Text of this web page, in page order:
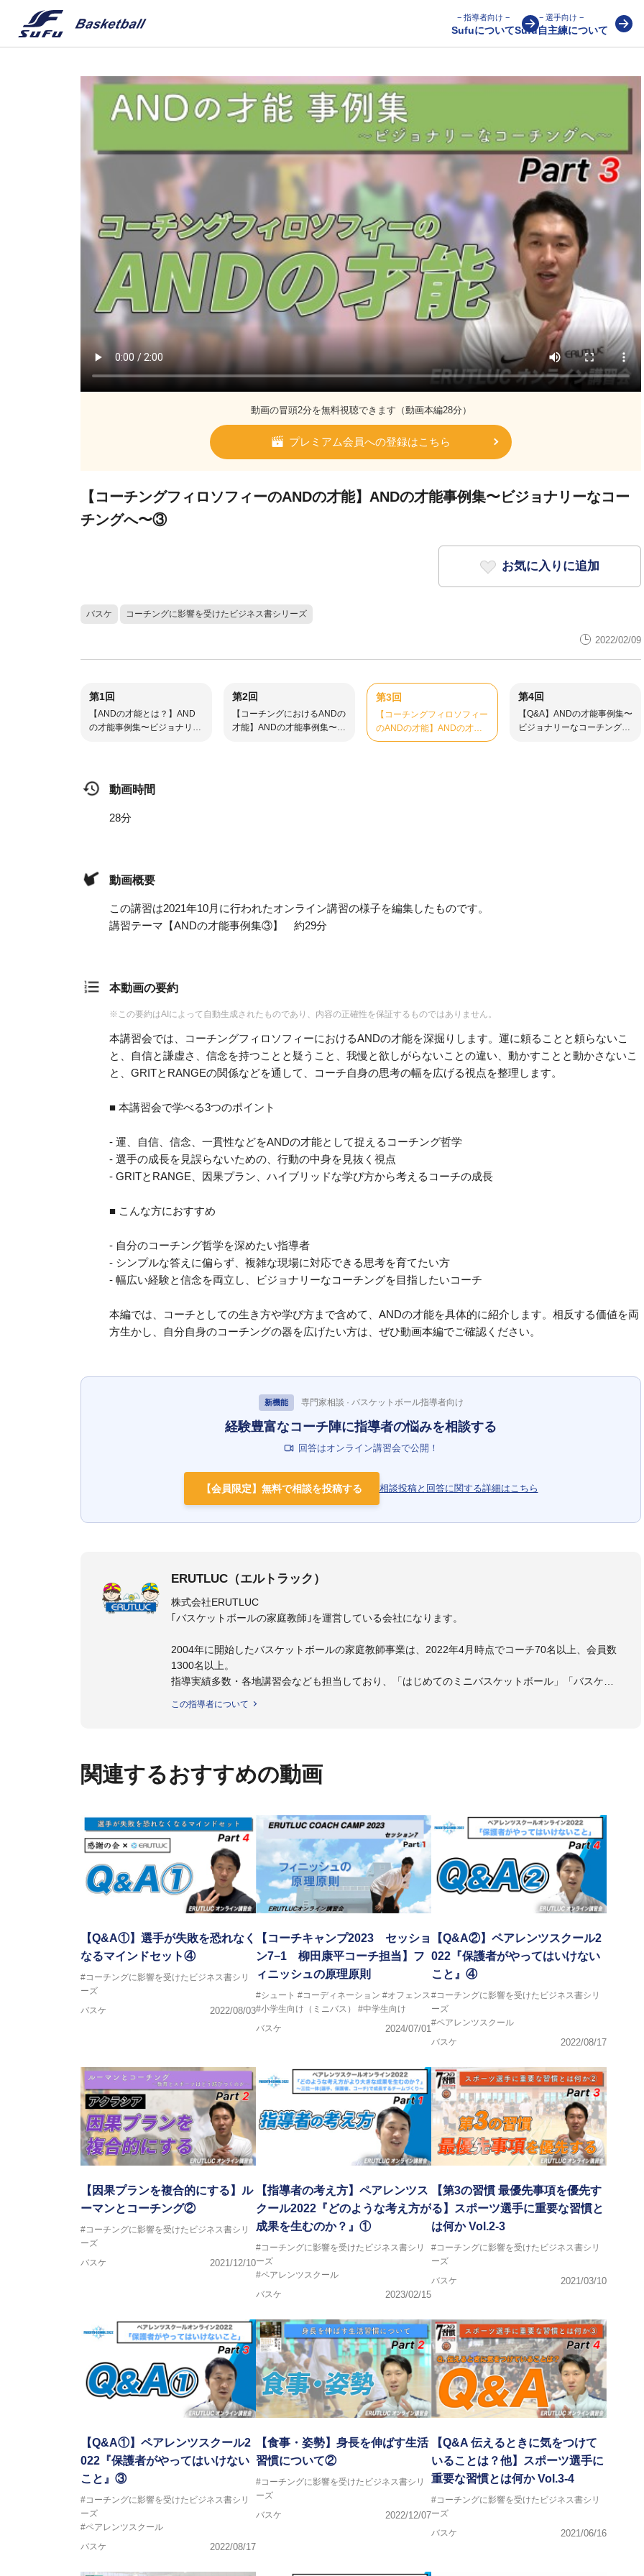
− 指導者向け −
Sufuについて
− 選手向け −
Sufu自主練について
動画の冒頭2分を無料視聴できます（動画本編28分）
プレミアム会員への登録はこちら
【コーチングフィロソフィーのANDの才能】ANDの才能事例集〜ビジョナリーなコー
チングへ〜③
お気に入りに追加
バスケ コーチングに影響を受けたビジネス書シリーズ
2022/02/09
第1回
【ANDの才能とは？】AND
の才能事例集〜ビジョナリー
第2回
【コーチングにおけるANDの
才能】ANDの才能事例集〜ビ
第3回
【コーチングフィロソフィー
のANDの才能】ANDの才能
事例集〜ビジョナリーなコー
第4回
【Q&A】ANDの才能事例集〜
ビジョナリーなコーチング
動画時間
28分
動画概要
この講習は2021年10月に行われたオンライン講習の様子を編集したものです。
講習テーマ【ANDの才能事例集③】 約29分
本動画の要約
※この要約はAIによって自動生成されたものであり、内容の正確性を保証するものではありません。
本講習会では、コーチングフィロソフィーにおけるANDの才能を深掘りします。運に頼ることと頼らないこ
と、自信と謙虚さ、信念を持つことと疑うこと、我慢と欲しがらないことの違い、動かすことと動かさないこ
と、GRITとRANGEの関係などを通して、コーチ自身の思考の幅を広げる視点を整理します。
■ 本講習会で学べる3つのポイント
- 運、自信、信念、一貫性などをANDの才能として捉えるコーチング哲学
- 選手の成長を見誤らないための、行動の中身を見抜く視点
- GRITとRANGE、因果プラン、ハイブリッドな学び方から考えるコーチの成長
■ こんな方におすすめ
- 自分のコーチング哲学を深めたい指導者
- シンプルな答えに偏らず、複雑な現場に対応できる思考を育てたい方
- 幅広い経験と信念を両立し、ビジョナリーなコーチングを目指したいコーチ
本編では、コーチとしての生き方や学び方まで含めて、ANDの才能を具体的に紹介します。相反する価値を両
方生かし、自分自身のコーチングの器を広げたい方は、ぜひ動画本編でご確認ください。
新機能 専門家相談 · バスケットボール指導者向け
経験豊富なコーチ陣に指導者の悩みを相談する
回答はオンライン講習会で公開！
【会員限定】無料で相談を投稿する 相談投稿と回答に関する詳細はこちら
ERUTLUC（エルトラック）
株式会社ERUTLUC
｢バスケットボールの家庭教師｣を運営している会社になります。
2004年に開始したバスケットボールの家庭教師事業は、2022年4月時点でコーチ70名以上、会員数
1300名以上。
指導実績多数・各地講習会なども担当しており、「はじめてのミニバスケットボール」「バスケッ
2016年U13ナショナルキャンプヘッドコーチ
2017年U13ナショナルキャンプヘッドコーチ
2017年男子日本代表サポートコーチ
2018年U22日本代表スプリングキャンプアドバイザリーコーチ
2018年U12ナショナルキャンプヘッドコーチ
2018年U13ナショナルキャンプヘッドコーチ
2018年～2021年男子日本代表サポートコーチ
この指導者について
関連するおすすめの動画
【Q&A①】選手が失敗を恐れなく
なるマインドセット④
#コーチングに影響を受けたビジネス書シリ
ーズ
バスケ
2022/08/03
【コーチキャンプ2023 セッショ
ン7−1 柳田康平コーチ担当】フ
ィニッシュの原理原則
#シュート #コーディネーション #オフェンス
#小学生向け（ミニバス）
#中学生向け
バスケ
2024/07/01
【Q&A②】ペアレンツスクール2
022『保護者がやってはいけない
こと』④
#コーチングに影響を受けたビジネス書シリ
ーズ
#ペアレンツスクール
バスケ
2022/08/17
【因果プランを複合的にする】ル
ーマンとコーチング②
#コーチングに影響を受けたビジネス書シリ
ーズ
バスケ
2021/12/10
【指導者の考え方】ペアレンツス
クール2022『どのような考え方が
成果を生むのか？』①
#コーチングに影響を受けたビジネス書シリ
ーズ
#ペアレンツスクール
バスケ
2023/02/15
【第3の習慣 最優先事項を優先す
る】スポーツ選手に重要な習慣と
は何か Vol.2-3
#コーチングに影響を受けたビジネス書シリ
ーズ
バスケ
2021/03/10
【Q&A①】ペアレンツスクール2
022『保護者がやってはいけない
こと』③
#コーチングに影響を受けたビジネス書シリ
ーズ
#ペアレンツスクール
バスケ
2022/08/17
【食事・姿勢】身長を伸ばす生活
習慣について②
#コーチングに影響を受けたビジネス書シリ
ーズ
バスケ
2022/12/07
【Q&A 伝えるときに気をつけて
いることは？他】スポーツ選手に
重要な習慣とは何か Vol.3-4
#コーチングに影響を受けたビジネス書シリ
ーズ
バスケ
2021/06/16